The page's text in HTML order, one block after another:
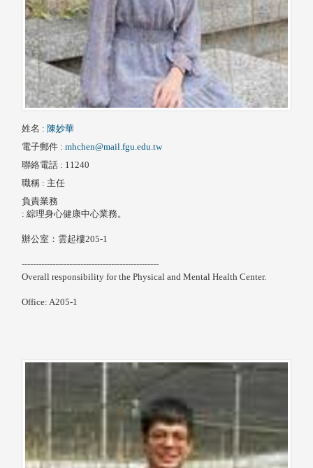
姓名 : 陳妙華
電子郵件 : mhchen@mail.fgu.edu.tw
聯絡電話 : 11240
職稱 : 主任
負責業務
: 綜理身心健康中心業務。
辦公室：雲起樓205-1
-------------------------------------------------
Overall responsibility for the Physical and Mental Health Center.
Office: A205-1